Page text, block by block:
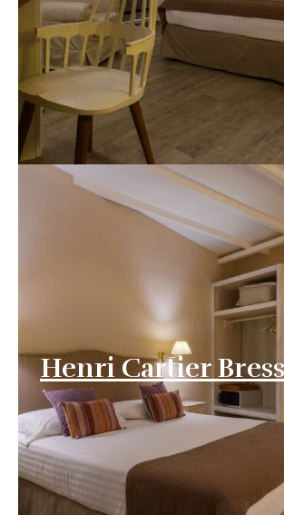
Henri Cartier